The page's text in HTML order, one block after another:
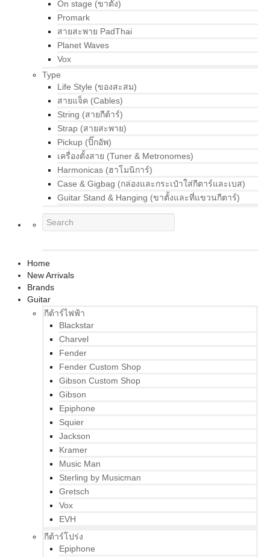
On stage (ขาตั้ง)
Promark
สายสะพาย PadThai
Planet Waves
Vox
Type
Life Style (ของสะสม)
สายแจ็ค (Cables)
String (สายกีต้าร์)
Strap (สายสะพาย)
Pickup (ปิ๊กอัพ)
เครื่องตั้งสาย (Tuner & Metronomes)
Harmonicas (ฮาโมนิการ์)
Case & Gigbag (กล่องและกระเป๋าใส่กีตาร์และเบส)
Guitar Stand & Hanging (ขาตั้งและที่แขวนกีตาร์)
Home
New Arrivals
Brands
Guitar
กีต้าร์ไฟฟ้า
Blackstar
Charvel
Fender
Fender Custom Shop
Gibson Custom Shop
Gibson
Epiphone
Squier
Jackson
Kramer
Music Man
Sterling by Musicman
Gretsch
Vox
EVH
กีต้าร์โปร่ง
Epiphone